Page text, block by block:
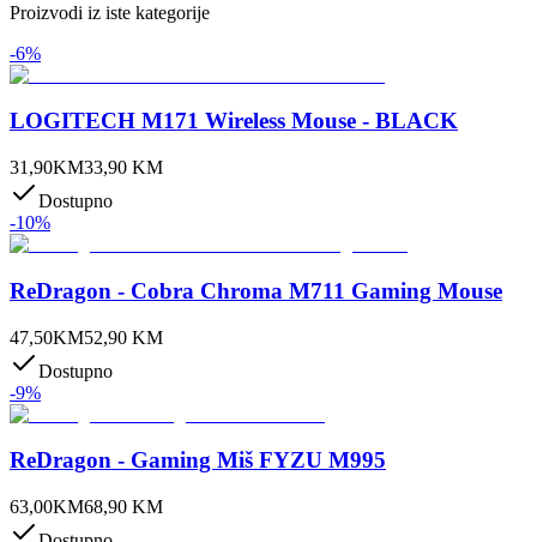
Proizvodi iz iste kategorije
-6%
LOGITECH M171 Wireless Mouse - BLACK
31,90KM33,90 KM
Dostupno
-10%
ReDragon - Cobra Chroma M711 Gaming Mouse
47,50KM52,90 KM
Dostupno
-9%
ReDragon - Gaming Miš FYZU M995
63,00KM68,90 KM